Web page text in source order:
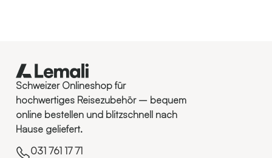
Schweizer Onlineshop für
hochwertiges Reisezubehör – bequem
online bestellen und blitzschnell nach
Hause geliefert.
031 761 17 71